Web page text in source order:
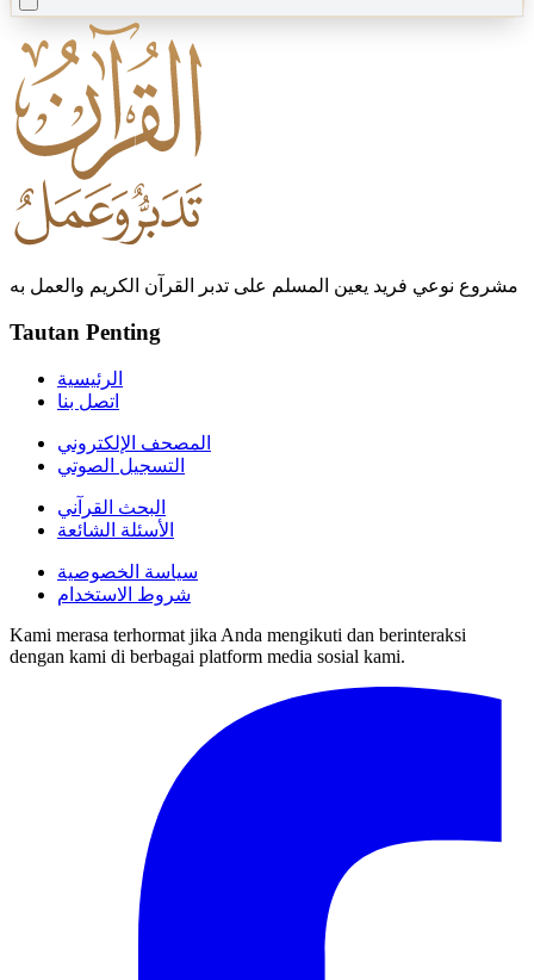
مشروع نوعي فريد يعين المسلم على تدبر القرآن الكريم والعمل به
Tautan Penting
الرئيسية
اتصل بنا
المصحف الإلكتروني
التسجيل الصوتي
البحث القرآني
الأسئلة الشائعة
سياسة الخصوصية
شروط الاستخدام
Kami merasa terhormat jika Anda mengikuti dan berinteraksi
dengan kami di berbagai platform media sosial kami.